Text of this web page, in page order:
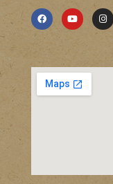
b
o
o
k
u
b
e
a
g
r
a